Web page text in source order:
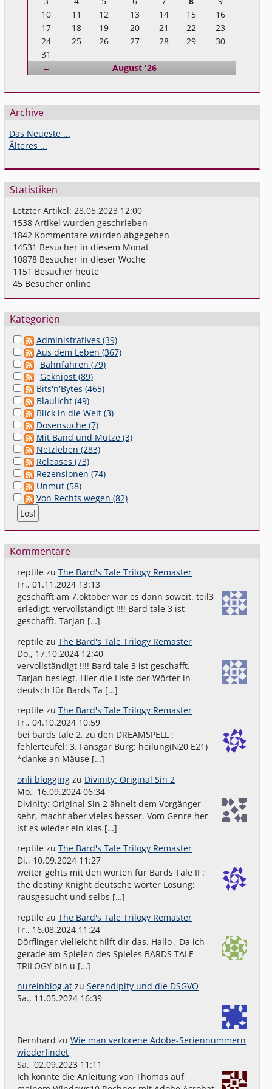
← August '26
10
11 12 13 14 15
16
17
18 19 20 21 22
23
24
25 26 27 28 29
30
31
Archive
Das Neueste ...
Älteres ...
Statistiken
Letzter Artikel:28.05.2023 12:00
1538 Artikel wurden geschrieben
1842 Kommentare wurden abgegeben
14531 Besucher in diesem Monat
10878 Besucher in dieser Woche
1151 Besucher heute
45 Besucher online
Kategorien
Administratives (39)
Aus dem Leben (367)
Bahnfahren (79)
Geknipst (89)
Bits'n'Bytes (465)
Blaulicht (49)
Blick in die Welt (3)
Dosensuche (7)
Mit Band und Mütze (3)
Netzleben (283)
Releases (73)
Rezensionen (74)
Unmut (58)
Von Rechts wegen (82)
Kommentare
reptile zuThe Bard's Tale Trilogy Remaster
Fr., 01.11.2024 13:13
geschafft,am 7.oktober war es dann soweit. teil3
erledigt. vervollständigt !!!! Bard tale 3 ist
geschafft. Tarjan […]
reptile zuThe Bard's Tale Trilogy Remaster
Do., 17.10.2024 12:40
vervollständigt !!!! Bard tale 3 ist geschafft.
Tarjan besiegt. Hier die Liste der Wörter in
deutsch für Bards Ta […]
reptile zuThe Bard's Tale Trilogy Remaster
Fr., 04.10.2024 10:59
bei bards tale 2, zu den DREAMSPELL :
fehlerteufel: 3. Fansgar Burg: heilung(N20 E21)
*danke an Mäuse […]
onli blogging zu Divinity: Original Sin 2
Mo., 16.09.2024 06:34
Divinity: Original Sin 2 ähnelt dem Vorgänger
sehr, macht aber vieles besser. Vom Genre her
ist es wieder ein klas […]
reptile zuThe Bard's Tale Trilogy Remaster
Di., 10.09.2024 11:27
weiter gehts mit den worten für Bards Tale II :
the destiny Knight deutsche wörter Lösung:
rausgesucht und selbs […]
reptile zuThe Bard's Tale Trilogy Remaster
Fr., 16.08.2024 11:24
Dörflinger vielleicht hilft dir das. Hallo , Da ich
gerade am Spielen des Spieles BARDS TALE
TRILOGY bin u […]
nureinblog.at zuSerendipity und die DSGVO
Sa., 11.05.2024 16:39
Bernhard zuWie man verlorene Adobe-Seriennummern
wiederfindet
Sa., 02.09.2023 11:11
Ich konnte die Anleitung von Thomas auf